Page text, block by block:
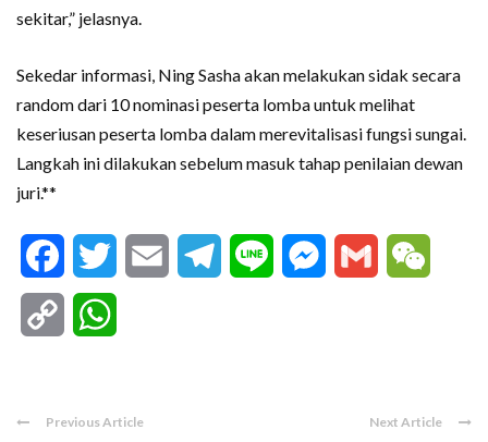
sekitar,” jelasnya.
Sekedar informasi, Ning Sasha akan melakukan sidak secara
random dari 10 nominasi peserta lomba untuk melihat
keseriusan peserta lomba dalam merevitalisasi fungsi sungai.
Langkah ini dilakukan sebelum masuk tahap penilaian dewan
juri.**
FacebookTwitter Email Telegram
Line Messenger
Gmail
Copy
Previous Article Next Article